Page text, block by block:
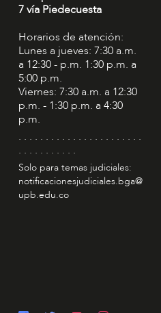
7 vía Piedecuesta
Horarios de atención:
Lunes a jueves: 7:30 a.m.
a 12:30 - p.m. 1:30 p.m. a
5:00 p.m.
Viernes: 7:30 a.m. a 12:30
p.m. - 1:30 p.m. a 4:30
p.m.
. . . . . . . . . . . . . . . . . . . . . . .
. . . . . . . . . . .
Solo para temas judiciales:
notificacionesjudiciales.bga@
upb.edu.co